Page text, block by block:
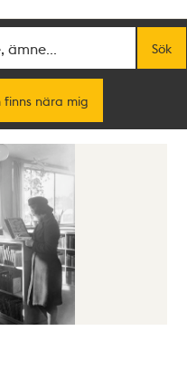
Sök
finns nära mig